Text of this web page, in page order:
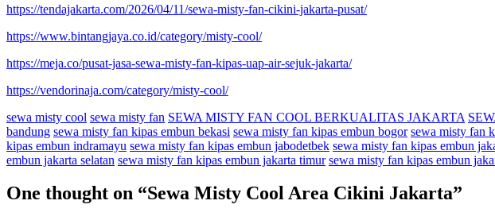
https://tendajakarta.com/2026/04/11/sewa-misty-fan-cikini-jakarta-pusat/
https://www.bintangjaya.co.id/category/misty-cool/
https://meja.co/pusat-jasa-sewa-misty-fan-kipas-uap-air-sejuk-jakarta/
https://vendorinaja.com/category/misty-cool/
sewa misty cool sewa misty fan SEWA MISTY FAN COOL BERKUALITAS JAKARTA
bandung sewa misty fan kipas embun bekasi sewa misty fan kipas embun bogor sewa misty fan
kipas embun indramayu sewa misty fan kipas embun jabodetbek sewa misty fan kipas embun
embun jakarta selatan sewa misty fan kipas embun jakarta timur sewa misty fan kipas embun
One thought on “Sewa Misty Cool Area Cikini Jakarta”